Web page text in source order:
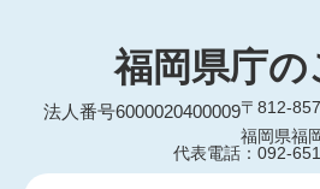
福岡県庁の
法人番号6000020400009〒812-
福岡県福
代表電話：092-